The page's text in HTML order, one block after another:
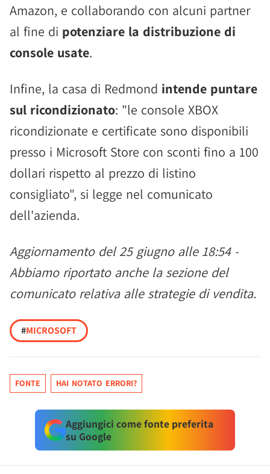
Amazon, e collaborando con alcuni partner
al fine di potenziare la distribuzione di
console usate.
Infine, la casa di Redmond intende puntare
sul ricondizionato: "le console XBOX
ricondizionate e certificate sono disponibili
presso i Microsoft Store con sconti fino a 100
dollari rispetto al prezzo di listino
consigliato", si legge nel comunicato
dell'azienda.
Aggiornamento del 25 giugno alle 18:54 -
Abbiamo riportato anche la sezione del
comunicato relativa alle strategie di vendita.
#MICROSOFT
FONTE HAI NOTATO ERRORI?
Aggiungici come fonte preferita
su Google